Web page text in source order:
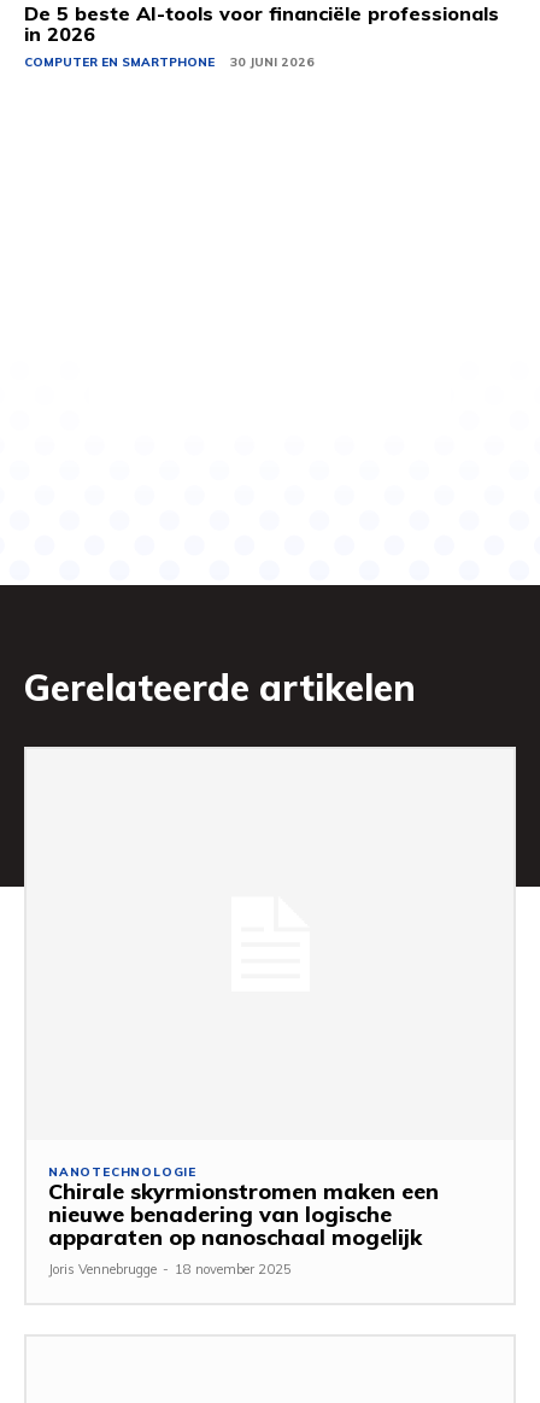
De 5 beste AI-tools voor financiële professionals
in 2026
COMPUTER EN SMARTPHONE 30 JUNI 2026
Gerelateerde artikelen
NANOTECHNOLOGIE
Chirale skyrmionstromen maken een
nieuwe benadering van logische
apparaten op nanoschaal mogelijk
Joris Vennebrugge - 18 november 2025